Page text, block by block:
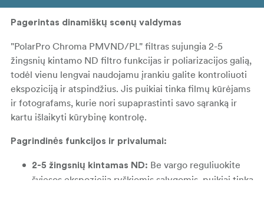
Pagerintas dinamiškų scenų valdymas
"PolarPro Chroma PMVND/PL" filtras sujungia 2-5
žingsnių kintamo ND filtro funkcijas ir poliarizacijos galią,
todėl vienu lengvai naudojamu įrankiu galite kontroliuoti
ekspoziciją ir atspindžius. Jis puikiai tinka filmų kūrėjams
ir fotografams, kurie nori supaprastinti savo sąranką ir
kartu išlaikyti kūrybinę kontrolę.
Pagrindinės funkcijos ir privalumai:
2-5 žingsnių kintamas ND: Be vargo reguliuokite
šviesos ekspoziciją ryškiomis sąlygomis, puikiai tinka